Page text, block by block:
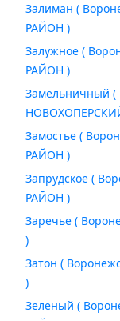
Залиман (
РАЙОН )
Залужное (
РАЙОН )
Замельничный (
Замостье (
РАЙОН )
Запрудское (
РАЙОН )
Заречье (
)
Затон (
)
Зеленый (